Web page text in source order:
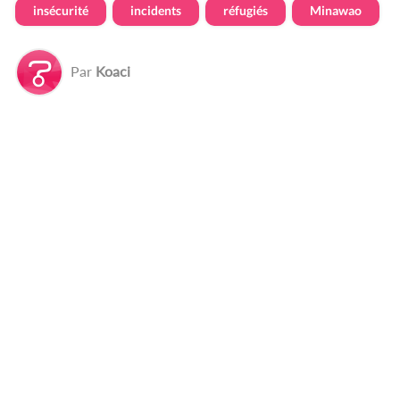
insécurité incidents réfugiés Minawao
Par Koaci